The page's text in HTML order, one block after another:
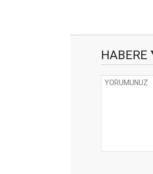
HABERE